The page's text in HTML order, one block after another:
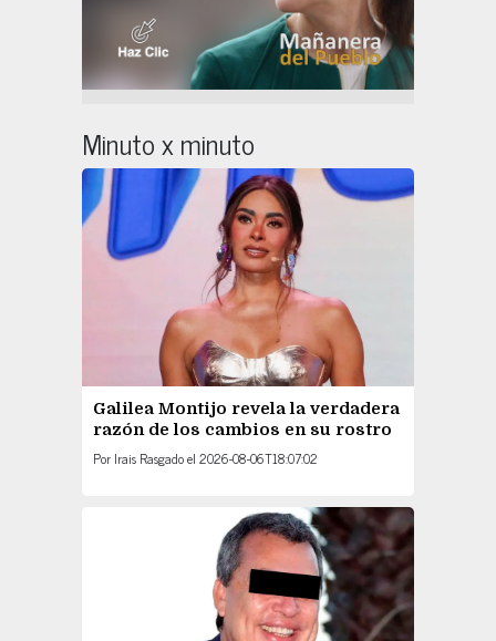
Minuto x minuto
Galilea Montijo revela la verdadera
razón de los cambios en su rostro
Por Irais Rasgadoel 2026-08-06T18:07:02